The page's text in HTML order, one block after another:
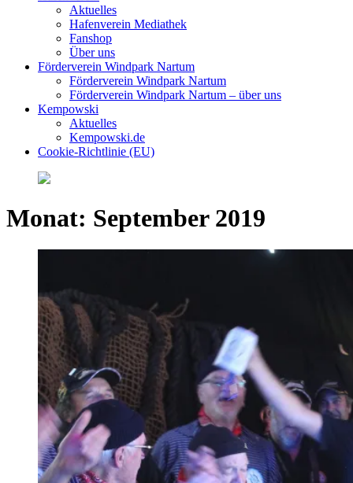
Aktuelles
Hafenverein Mediathek
Fanshop
Über uns
Förderverein Windpark Nartum
Förderverein Windpark Nartum
Förderverein Windpark Nartum – über uns
Kempowski
Aktuelles
Kempowski.de
Cookie-Richtlinie (EU)
Monat: September 2019